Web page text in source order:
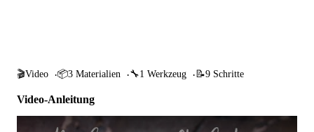
🎬Video 📦3 Materialien 🔧1 Werkzeug 📝9 Schritte
Video-Anleitung
Makramee Armband abspielen